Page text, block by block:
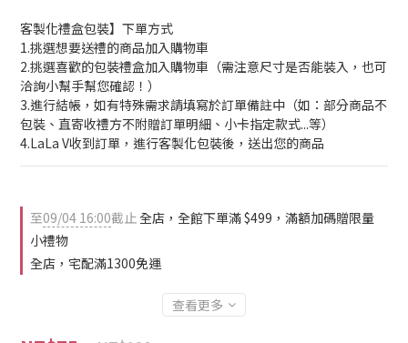
客製化禮盒包裝】下單方式
1.挑選想要送禮的商品加入購物車
2.挑選喜歡的包裝禮盒加入購物車（需注意尺寸是否能裝入，也可
洽詢小幫手幫您確認！）
3.進行結帳，如有特殊需求請填寫於訂單備註中（如：部分商品不
包裝、直寄收禮方不附贈訂單明細、小卡指定款式...等）
4.LaLa V收到訂單，進行客製化包裝後，送出您的商品
至09/04 16:00截止全店，全館下單滿 $499，滿額加碼贈限量
小禮物
全店，宅配滿1300免運
查看更多